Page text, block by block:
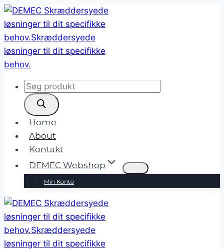
Fortsæt
til
indhold
Products
search
Home
About
Kontakt
DEMEC Webshop
Min Konto